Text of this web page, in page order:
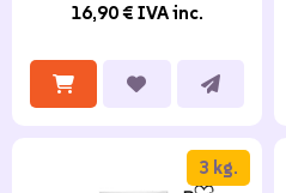
16,90 € IVA inc.
3 kg.